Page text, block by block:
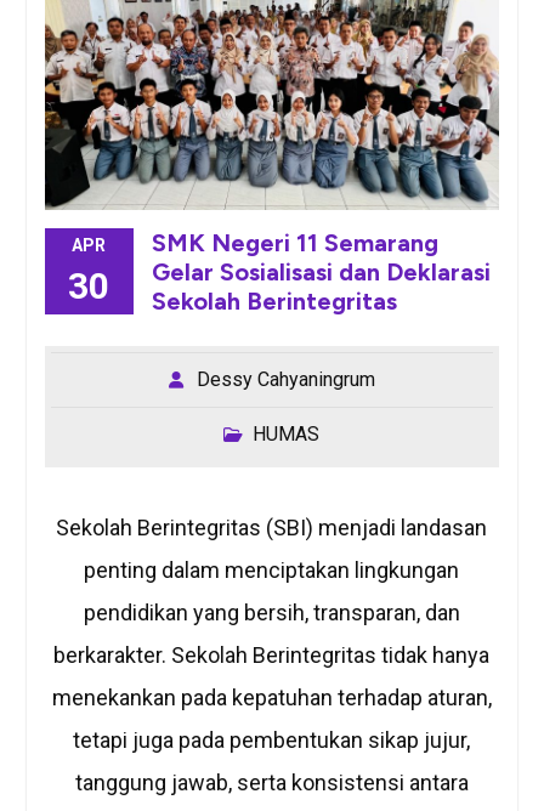
APR
30
SMK Negeri 11 Semarang
Gelar Sosialisasi dan Deklarasi
Sekolah Berintegritas
Dessy Cahyaningrum
HUMAS
Sekolah Berintegritas (SBI) menjadi landasan
penting dalam menciptakan lingkungan
pendidikan yang bersih, transparan, dan
berkarakter. Sekolah Berintegritas tidak hanya
menekankan pada kepatuhan terhadap aturan,
tetapi juga pada pembentukan sikap jujur,
tanggung jawab, serta konsistensi antara